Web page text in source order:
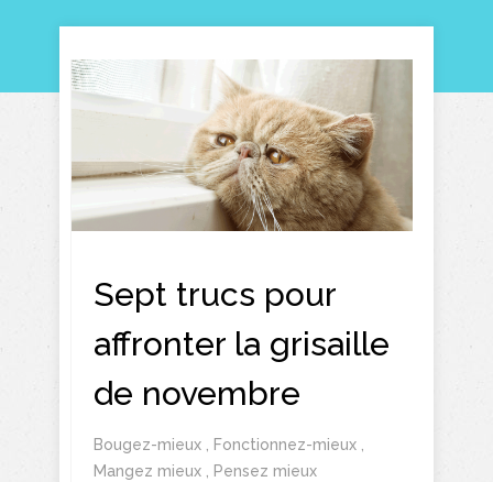
Sept trucs pour
affronter la grisaille
de novembre
Bougez-mieux , Fonctionnez-mieux ,
Mangez mieux , Pensez mieux